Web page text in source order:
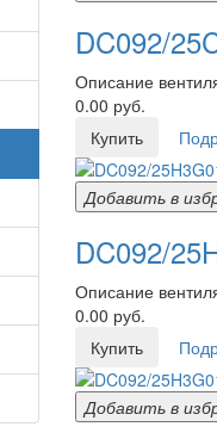
DC092/
Описание
0.00 руб.
Купить
Добавить в
DC092/
Описание
0.00 руб.
Купить
Добавить в